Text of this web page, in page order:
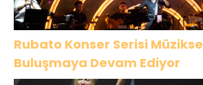
Rubato Konser Serisi
Buluşmaya Devam Ediyor